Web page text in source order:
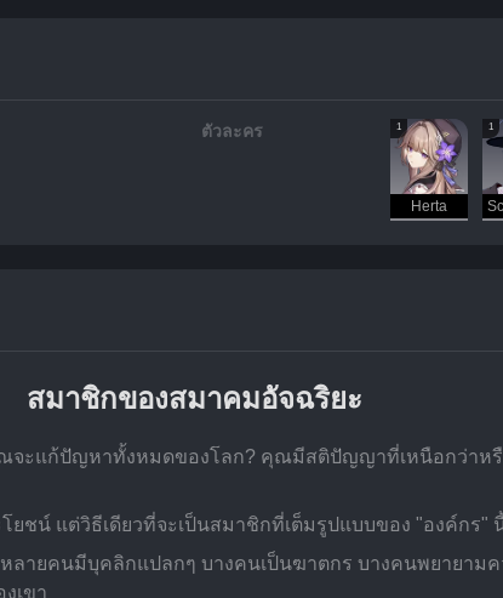
ตัวละคร 1
Herta
1
สมาชิกของสมาคมอัจฉริยะ
ะแก้ปัญหาทั้งหมดของโลก? คุณมีสติปัญญาที่เหนือกว่าห
น์ แต่วิธีเดียวที่จะเป็นสมาชิกที่เต็มรูปแบบของ "องค์กร"
ลายคนมีบุคลิกแปลกๆ บางคนเป็นฆาตกร บางคนพยายา
เขา